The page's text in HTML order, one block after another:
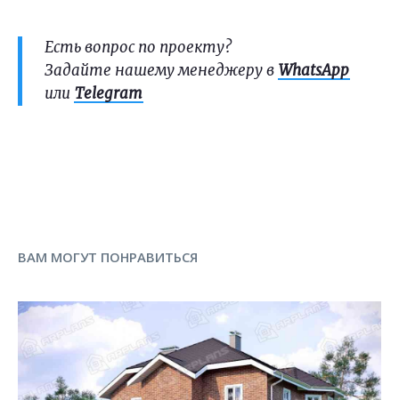
Есть вопрос по проекту?
Задайте нашему менеджеру в WhatsApp
или Telegram
ВАМ МОГУТ ПОНРАВИТЬСЯ